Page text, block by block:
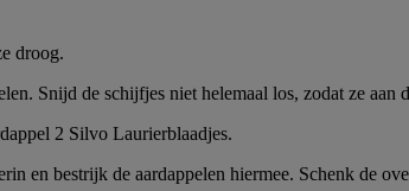
droog.
Snijd de schijfjes niet helemaal los, zodat ze aan
2 Silvo Laurierblaadjes.
en bestrijk de aardappelen hiermee. Schenk de